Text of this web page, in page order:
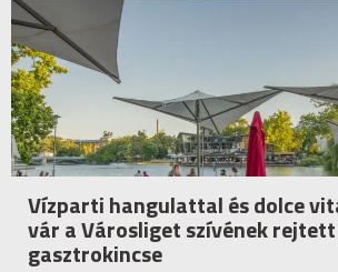
Vízparti hangulattal és dolce
vár a Városliget szívének rejtett
gasztrokincse